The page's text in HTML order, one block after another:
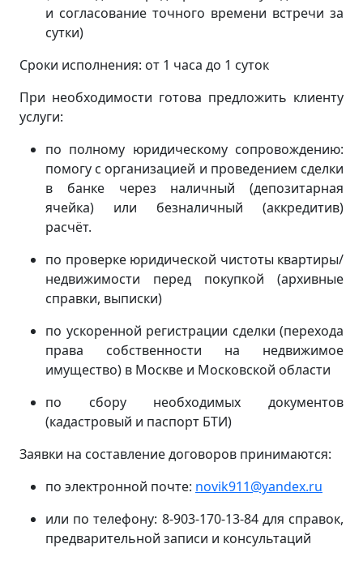
и согласование точного времени встречи за
сутки)
Сроки исполнения: от 1 часа до 1 суток
При необходимости готова предложить клиенту
услуги:
по полному юридическому сопровождению:
помогу с организацией и проведением сделки
в банке через наличный (депозитарная
ячейка) или безналичный (аккредитив)
расчёт.
по проверке юридической чистоты квартиры/
недвижимости перед покупкой (архивные
справки, выписки)
по ускоренной регистрации сделки (перехода
права собственности на недвижимое
имущество) в Москве и Московской области
по сбору необходимых документов
(кадастровый и паспорт БТИ)
Заявки на составление договоров принимаются:
по электронной почте: novik911@yandex.ru
или по телефону: 8-903-170-13-84 для справок,
предварительной записи и консультаций